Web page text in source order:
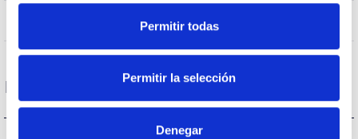
Permitir todas
Permitir la selección
Denegar
Rendimiento